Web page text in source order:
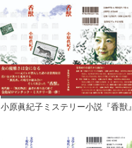
小原眞紀子ミステリー小説『香獣』